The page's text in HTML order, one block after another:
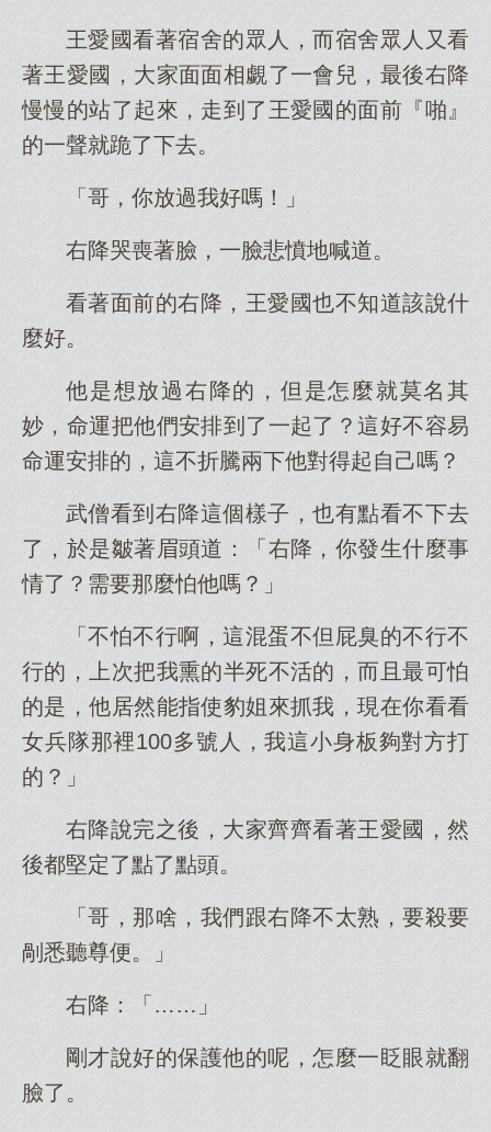
王愛國看著宿舍的眾人，而宿舍眾人又看
著王愛國，大家面面相覷了一會兒，最後右降
慢慢的站了起來，走到了王愛國的面前『啪』
的一聲就跪了下去。
「哥，你放過我好嗎！」
右降哭喪著臉，一臉悲憤地喊道。
看著面前的右降，王愛國也不知道該說什
麼好。
他是想放過右降的，但是怎麼就莫名其
妙，命運把他們安排到了一起了？這好不容易
命運安排的，這不折騰兩下他對得起自己嗎？
武僧看到右降這個樣子，也有點看不下去
了，於是皺著眉頭道：「右降，你發生什麼事
情了？需要那麼怕他嗎？」
「不怕不行啊，這混蛋不但屁臭的不行不
行的，上次把我熏的半死不活的，而且最可怕
的是，他居然能指使豹姐來抓我，現在你看看
女兵隊那裡100多號人，我這小身板夠對方打
的？」
右降說完之後，大家齊齊看著王愛國，然
後都堅定了點了點頭。
「哥，那啥，我們跟右降不太熟，要殺要
剮悉聽尊便。」
右降：「……」
剛才說好的保護他的呢，怎麼一眨眼就翻
臉了。